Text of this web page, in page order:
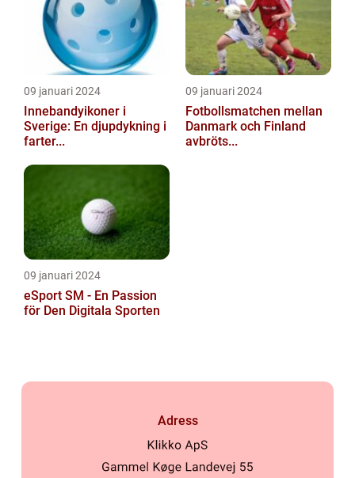
09 januari 2024
Innebandyikoner i
Sverige: En djupdykning i
farter...
09 januari 2024
Fotbollsmatchen mellan
Danmark och Finland
avbröts...
09 januari 2024
eSport SM - En Passion
för Den Digitala Sporten
Adress